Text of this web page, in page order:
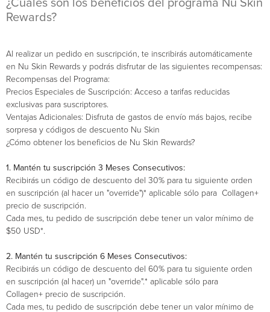
Rewards?
Al realizar un pedido en suscripción, te inscribirás automáticamente
en Nu Skin Rewards y podrás disfrutar de las siguientes recompensas:
Recompensas del Programa:
Precios Especiales de Suscripción: Acceso a tarifas reducidas
exclusivas para suscriptores.
Ventajas Adicionales: Disfruta de gastos de envío más bajos, recibe
sorpresa y códigos de descuento Nu Skin
¿Cómo obtener los beneficios de Nu Skin Rewards?
1. Mantén tu suscripción 3 Meses Consecutivos:
Recibirás un código de descuento del 30% para tu siguiente orden
en suscripción (al hacer un "override")* aplicable sólo para Collagen+
precio de suscripción.
Cada mes, tu pedido de suscripción debe tener un valor mínimo de
$50 USD*.
2. Mantén tu suscripción 6 Meses Consecutivos:
Recibirás un código de descuento del 60% para tu siguiente orden
en suscripción (al hacer) un "override".* aplicable sólo para
Collagen+ precio de suscripción.
Cada mes, tu pedido de suscripción debe tener un valor mínimo de